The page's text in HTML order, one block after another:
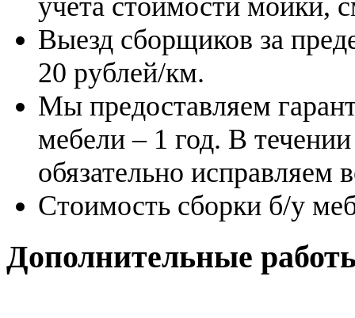
Выезд сборщиков за
20 рублей/км.
Мы предоставляем
мебели – 1 год. В
обязательно исправляем
Стоимость сборки б/у
Дополнительные